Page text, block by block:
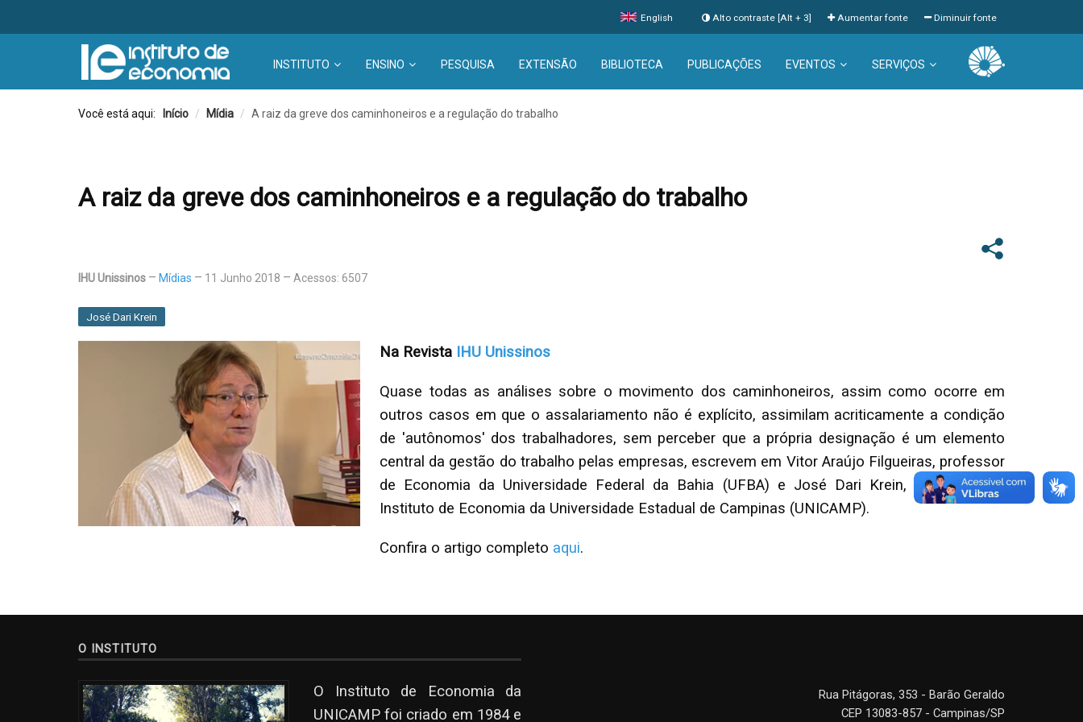
English Diminuir fonte
Aumentar fonte
Alto contraste [Alt + 3]
INSTITUTO ENSINO PESQUISA EXTENSÃO BIBLIOTECA PUBLICAÇÕES EVENTOS SERVIÇOS
Você está aqui: Início / Mídia / A raiz da greve dos caminhoneiros e a regulação do trabalho
A raiz da greve dos caminhoneiros e a regulação do trabalho
IHU Unissinos Mídias 11 Junho 2018 Acessos: 6507
José Dari Krein
Na Revista IHU Unissinos
Quase todas as análises sobre o movimento dos caminhoneiros, assim como ocorre em
outros casos em que o assalariamento não é explícito, assimilam acriticamente a condição
de 'autônomos' dos trabalhadores, sem perceber que a própria designação é um elemento
central da gestão do trabalho pelas empresas, escrevem em Vitor Araújo Filgueiras, professor
de Economia da Universidade Federal da Bahia (UFBA) e José Dari Krein, professor do
Instituto de Economia da Universidade Estadual de Campinas (UNICAMP).
Confira o artigo completo aqui.
O INSTITUTO
O Instituto de Economia da
UNICAMP foi criado em 1984 e
Rua Pitágoras, 353 - Barão Geraldo
CEP 13083-857 - Campinas/SP